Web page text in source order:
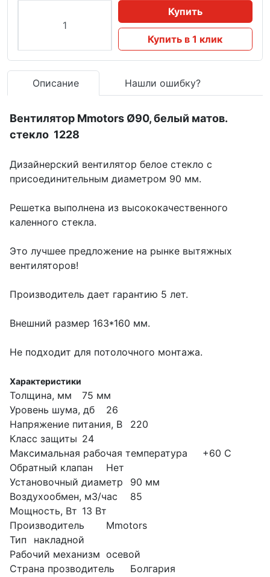
Купить
Купить в 1 клик
Описание Нашли ошибку?
Вентилятор Mmotors Ø90, белый матов.
стекло 1228
Дизайнерский вентилятор белое стекло с
присоединительным диаметром 90 мм.
Решетка выполнена из высококачественного
каленного стекла.
Это лучшее предложение на рынке вытяжных
вентиляторов!
Производитель дает гарантию 5 лет.
Внешний размер 163*160 мм.
Не подходит для потолочного монтажа.
Характеристики
Толщина, мм
75 мм
Уровень шума, дб
26
Напряжение питания, В
220
Класс защиты 24
Максимальная рабочая температура
+60 С
Обратный клапан
Нет
Установочный диаметр
90 мм
Воздухообмен, м3/час
85
Мощность, Вт 13 Вт
Производитель
Mmotors
Тип
накладной
Рабочий механизм осевой
Страна прозводитель
Болгария